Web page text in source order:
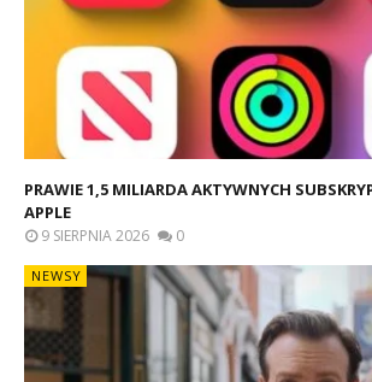
PRAWIE 1,5 MILIARDA AKTYWNYCH
APPLE
9 SIERPNIA 2026 0
NEWSY